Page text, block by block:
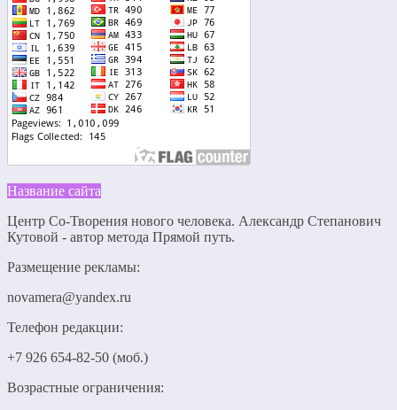
Название сайта
Центр Со-Творения нового человека. Александр Степанович
Кутовой - автор метода Прямой путь.
Размещение рекламы:
novamera@yandex.ru
Телефон редакции:
+7 926 654-82-50 (моб.)
Возрастные ограничения: